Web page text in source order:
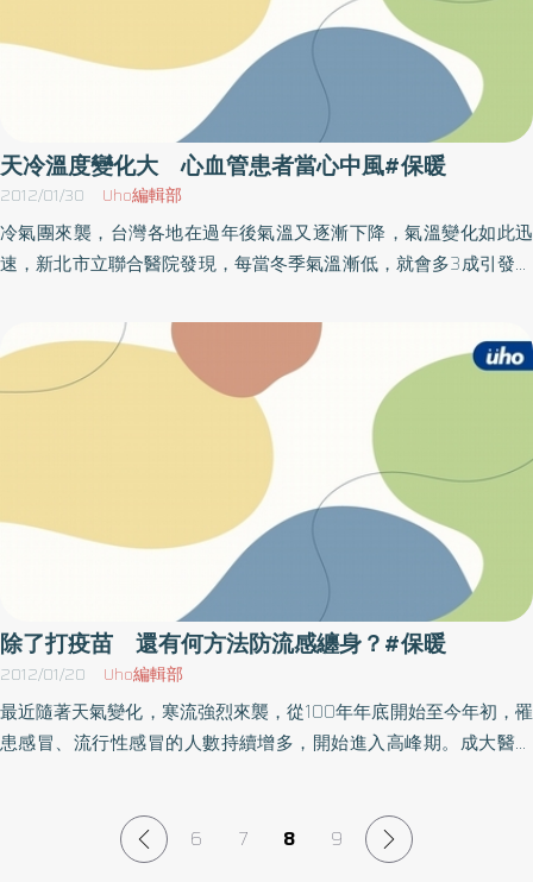
化身「幸福招呼站」，參與蒲公英助養計畫，認購「2013日日幸福
手札」，用愛幫助弱勢兒，招來幸運與重生的勇氣。在2013年的每
一天，為兒童找尋幸福的可能。助養專線：02-2930-2600。
免足部凍傷。另要避免長時間泡在溫泉中，以免因四肢血管擴張，
周邊血流量遽增，引發心血管或腦血管急症。而夜晚或早晨起身時
要緩慢，以預防姿態性低血壓引起的暈厥或跌倒。寒流來襲期間，
若出現心臟病發作症狀，如胸悶、胸痛、手臂疼痛、呼吸困難、噁
心、極度疲倦、頭暈等，應立即送醫接受治療；有冠狀動脈病史
者，在送醫前，可先使用醫師開立的舌下含片，做緊急救護，再送
醫接受治療。另呼籲民眾牢記FAST辨別中風四步驟：一、「F」就
是FACE，請患者微笑或是觀察患者面部表情，兩邊的臉是否對稱；
二、「A」就是ARM，請患者將雙手抬高平舉，觀察其中一隻手是否
是否清晰且完整；當三者症狀出現其中一種時，就要趕快送醫。
四、「T」就是TIME，要明確記下發作時間，立刻送醫，爭取治療的
時間，把握「急性中風搶救黃金3小時」。同時，國民健康局更提醒
全國約253萬位65歲以上長輩，由於長輩對於環境溫度變化反應變
遲鈍，在寒流來襲時，家人要特別關照長輩的起居與活動，確實保
暖及攝取足夠的熱食與水分，以維持熱量，避免過多的熱散失；如
發生低體溫時，要設法取暖，迅速送醫。此外，寒冷或酷寒的天氣
應儘量減少外出，以免因地面結冰，或因老人周邊循環及神經肌肉
系統反應遲緩，而增加跌倒、前臂骨折及髖骨骨折的風險。建議家
中有早晨有出門運動習慣的心血管疾病患者及老年長輩，寒流來襲
期間，清晨起床及外出時要特別注意禦寒保暖，避免太早出門，最
好等太陽出來、氣溫回升後再出門運動；並建議結伴運動，國民健
康局提醒運動時的注意事項，包括： 1.運動前要有暖身運動，慢慢開
始，逐漸增加強度；運動後也要有數分鐘的緩和運動。2.選擇合適的
如頭暈、胸痛、心悸、盜汗等情形時，應立即停止運動。5.高血壓、
心臟病、糖尿病等慢性病患者，以及腰肩頸酸痛、手腳關節急性扭
天冷溫度變化大 心血管患者當心中風#保暖
2012/01/30 Uho編輯部
冷氣團來襲，台灣各地在過年後氣溫又逐漸下降，氣溫變化如此迅
速，新北市立聯合醫院發現，每當冬季氣溫漸低，就會多3成引發中
快速，會使微血管收縮、血壓升高、腎上腺素分泌等生理反應，因
此造成中風的機會大增。（圖片翻攝自衛生署網站衛教影片）新北
市立聯合醫院表示，進入秋冬11月～3月期間，氣溫會不斷回升或驟
降，高血壓的患者在這時容易產生血液循環不佳、肌肉抽筋、血壓
飆高的跡象；心臟病患者則要注意溫度變化引發的胸痛、心悸、頭
暈等情形，有可能是因為天冷致血流量減少、讓心臟缺氧，有些病
患會誤以為是運動後的不適，若不適感在休息後仍未改善，應就醫
診斷，避免中風發生的可能。腦中風一直以來都是國人十大死因的
前三名，病情發生十分快速，心血管疾病患者或家屬應對中風症狀
有所了解，如暈眩、嗜睡，等不易查覺的症狀或突發地劇烈頭痛、
嘔吐、單邊四肢失去知覺等，延誤就醫會讓中風症狀更加嚴重。醫
師提醒老人及心血管病患，注意氣溫變化，清晨及深夜溫度最冷，
出外須做好保暖；高血壓患者須按醫師指示用藥，不可任意調整劑
量，才不會讓中風找上門。
除了打疫苗 還有何方法防流感纏身？#保暖
2012/01/20 Uho編輯部
最近隨著天氣變化，寒流強烈來襲，從100年年底開始至今年初，罹
患感冒、流行性感冒的人數持續增多，開始進入高峰期。成大醫院
分院感染科李佳雯醫師表示，一般感冒的致病源是由多種病毒引
起，感染後短期可復原，臨床症狀為少見發燒或微燒、偶爾有輕微
6 7 8 9